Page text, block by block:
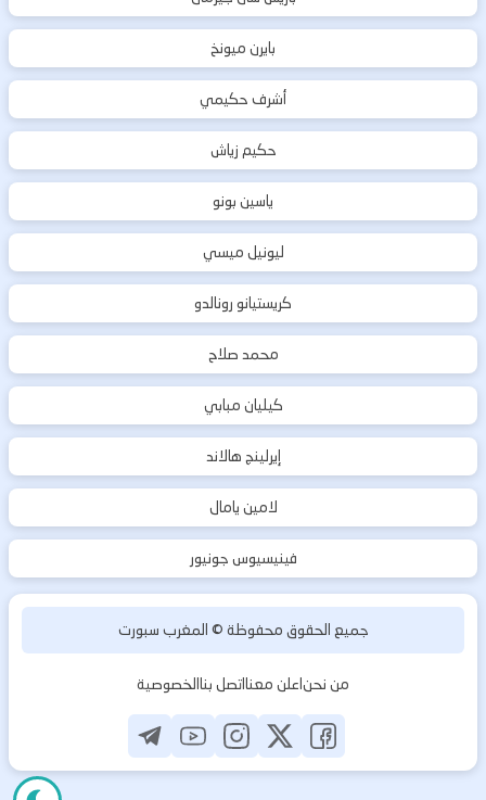
بايرن ميونخ
أشرف حكيمي
حكيم زياش
ياسين بونو
ليونيل ميسي
كريستيانو رونالدو
محمد صلاح
كيليان مبابي
إيرلينج هالاند
لامين يامال
فينيسيوس جونيور
جميع الحقوق محفوظة ©المغرب سبورت
من نحناعلن معنااتصل بناالخصوصية